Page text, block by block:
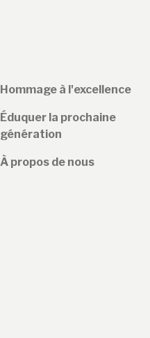
Hommage à l'excellence
Éduquer la prochaine
génération
À propos de nous